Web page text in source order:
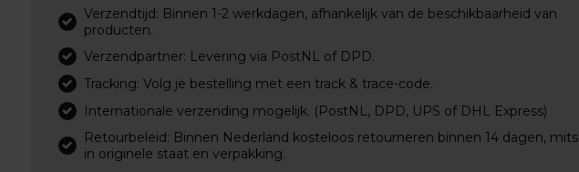
Verzendtijd: Binnen 1-2 werkdagen, afhankelijk van de beschikbaarheid van
producten.
Verzendpartner: Levering via PostNL of DPD.
Tracking: Volg je bestelling met een track & trace-code.
Internationale verzending mogelijk. (PostNL, DPD, UPS of DHL Express)
Retourbeleid: Binnen Nederland kosteloos retourneren binnen 14 dagen, mits
in originele staat en verpakking.